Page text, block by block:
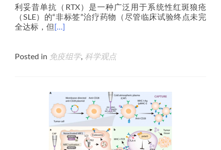
利妥昔单抗（RTX）是一种广泛用于系统性红斑狼疮
（SLE）的“非标签”治疗药物（尽管临床试验终点未完
全达标，但 […]
Posted in 免疫组学, 科学观点